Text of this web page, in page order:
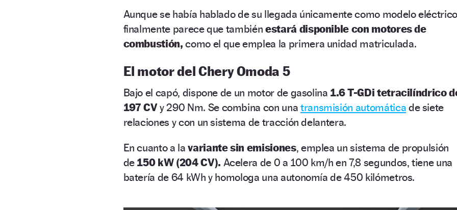
Aunque se había hablado de su llegada únicamente como modelo
finalmente parece que también estará disponible con motores de
combustión, como el que emplea la primera unidad matriculada.
El motor del Chery Omoda 5
Bajo el capó, dispone de un motor de gasolina 1.6 T-GDi tetracilíndrico
197 CVy 290 Nm. Se combina con una transmisión automática de siete
relaciones y con un sistema de tracción delantera.
En cuanto a lavariante sin emisiones, emplea un sistema de propulsión
de 150 kW (204 CV). Acelera de 0 a 100 km/h en 7,8 segundos, tiene una
batería de 64 kWh y homologa una autonomía de 450 kilómetros.